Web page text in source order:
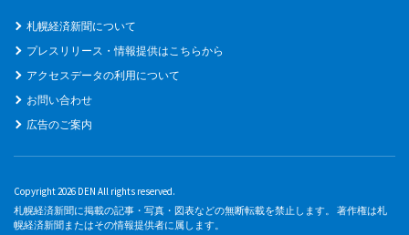
札幌経済新聞について
プレスリリース・情報提供はこちらから
アクセスデータの利用について
お問い合わせ
広告のご案内
Copyright 2026 DEN All rights reserved.
札幌経済新聞に掲載の記事・写真・図表などの無断転載を禁止します。 著作権は札
幌経済新聞またはその情報提供者に属します。